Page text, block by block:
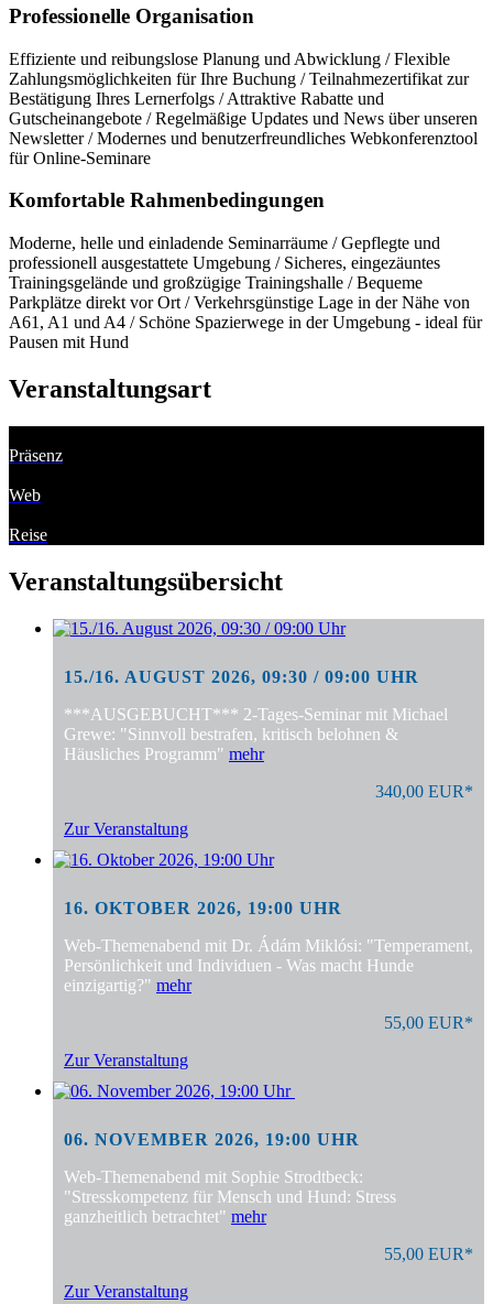
Professionelle Organisation
Effiziente und reibungslose Planung und Abwicklung / Flexible
Zahlungsmöglichkeiten für Ihre Buchung / Teilnahmezertifikat zur
Bestätigung Ihres Lernerfolgs / Attraktive Rabatte und
Gutscheinangebote / Regelmäßige Updates und News über unseren
Newsletter / Modernes und benutzerfreundliches Webkonferenztool
für Online-Seminare
Komfortable Rahmenbedingungen
Moderne, helle und einladende Seminarräume / Gepflegte und
professionell ausgestattete Umgebung / Sicheres, eingezäuntes
Trainingsgelände und großzügige Trainingshalle / Bequeme
Parkplätze direkt vor Ort / Verkehrsgünstige Lage in der Nähe von
A61, A1 und A4 / Schöne Spazierwege in der Umgebung - ideal für
Pausen mit Hund
Veranstaltungsart
Präsenz
Web
Reise
Veranstaltungsübersicht
15./16. AUGUST 2026, 09:30 / 09:00 UHR
***AUSGEBUCHT*** 2-Tages-Seminar mit Michael
Grewe: "Sinnvoll bestrafen, kritisch belohnen &
Häusliches Programm" mehr
340,00 EUR*
Zur Veranstaltung
16. OKTOBER 2026, 19:00 UHR
Web-Themenabend mit Dr. Ádám Miklósi: "Temperament,
Persönlichkeit und Individuen - Was macht Hunde
einzigartig?" mehr
55,00 EUR*
Zur Veranstaltung
06. NOVEMBER 2026, 19:00 UHR
Web-Themenabend mit Sophie Strodtbeck:
"Stresskompetenz für Mensch und Hund: Stress
ganzheitlich betrachtet" mehr
55,00 EUR*
Zur Veranstaltung